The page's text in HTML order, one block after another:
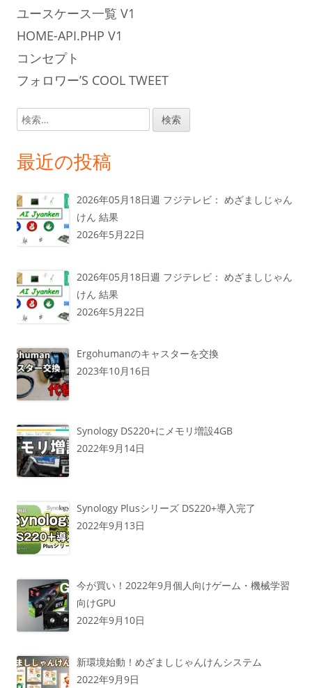
ユースケース一覧 V1
HOME-API.PHP V1
コンセプト
フォロワー’S COOL TWEET
検
索:
最近の投稿
2026年05月18日週 フジテレビ： めざましじゃん
けん 結果
2026年5月22日
2026年05月18日週 フジテレビ： めざましじゃん
けん 結果
2026年5月22日
Ergohumanのキャスターを交換
2023年10月16日
Synology DS220+にメモリ増設4GB
2022年9月14日
Synology Plusシリーズ DS220+導入完了
2022年9月13日
今が買い！2022年9月個人向けゲーム・機械学習
向けGPU
2022年9月10日
新環境始動！めざましじゃんけんシステム
2022年9月9日